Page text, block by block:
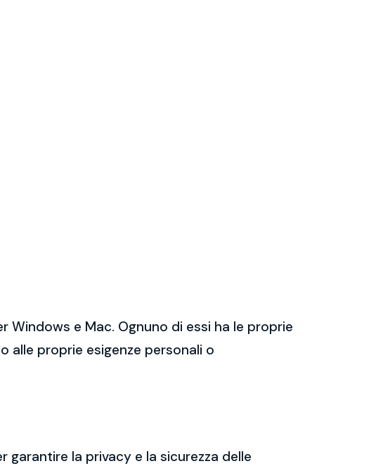
e Mac. Ognuno di essi ha le proprie
alle proprie esigenze personali o
garantire la privacy e la sicurezza delle